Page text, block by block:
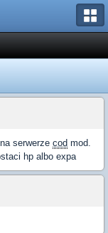
serwerze cod mod.
hp albo expa